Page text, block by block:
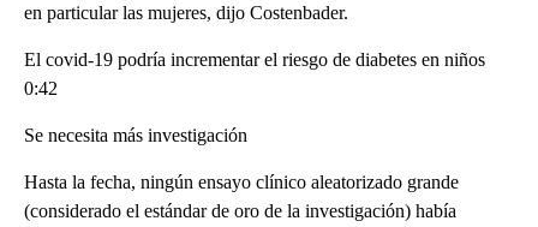
en particular las mujeres, dijo Costenbader.
El covid-19 podría incrementar el riesgo de diabetes en niños
0:42
Se necesita más investigación
Hasta la fecha, ningún ensayo clínico aleatorizado grande
(considerado el estándar de oro de la investigación) había